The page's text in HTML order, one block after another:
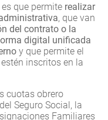
es que permite realizar
, que van
del contrato o la
digital unificada
y que permite el
inscritos en la
cuotas obrero
Seguro Social, la
Familiares